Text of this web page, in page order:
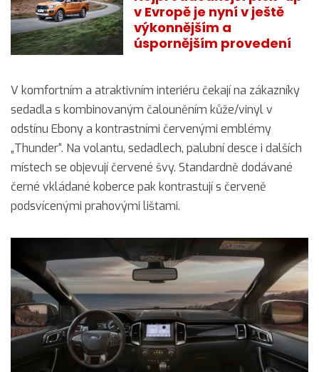
v Evropě je nyní v ještě
výkonnějším a
úspornějším provedení
V komfortním a atraktivním interiéru čekají na zákazníky
sedadla s kombinovaným čalouněním kůže/vinyl v
odstínu Ebony a kontrastními červenými emblémy
„Thunder“. Na volantu, sedadlech, palubní desce i dalších
místech se objevují červené švy. Standardně dodávané
černé vkládané koberce pak kontrastují s červeně
podsvícenými prahovými lištami.